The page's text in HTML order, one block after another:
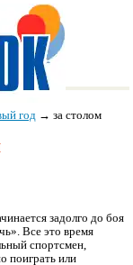
год →за столом
задолго до боя
Все это время
спортсмен,
поиграть или